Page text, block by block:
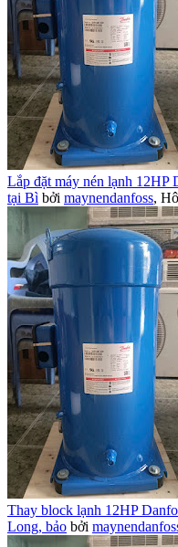
Lắp đặt máy nén lạnh
tại Bì bởi maynendanfoss,
Thay block lạnh 12HP
Long, bảo bởi